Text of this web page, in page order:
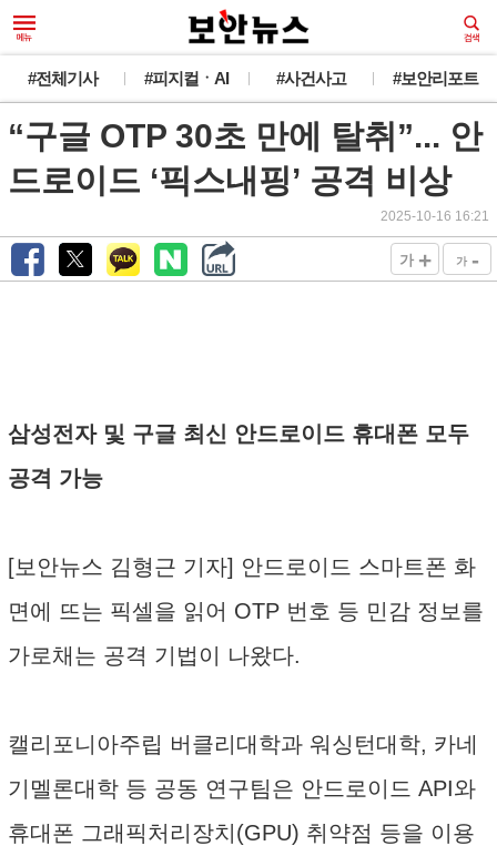
#전체기사 #피지컬ㆍAI #사건사고 #보안리포트
“구글 OTP 30초 만에 탈취”... 안
드로이드 ‘픽스내핑’ 공격 비상
2025-10-16 16:21
가 + 가 -
삼성전자 및 구글 최신 안드로이드 휴대폰 모두
공격 가능
[보안뉴스 김형근 기자] 안드로이드 스마트폰 화
면에 뜨는 픽셀을 읽어 OTP 번호 등 민감 정보를
가로채는 공격 기법이 나왔다.
캘리포니아주립 버클리대학과 워싱턴대학, 카네
기멜론대학 등 공동 연구팀은 안드로이드 API와
휴대폰 그래픽처리장치(GPU) 취약점 등을 이용